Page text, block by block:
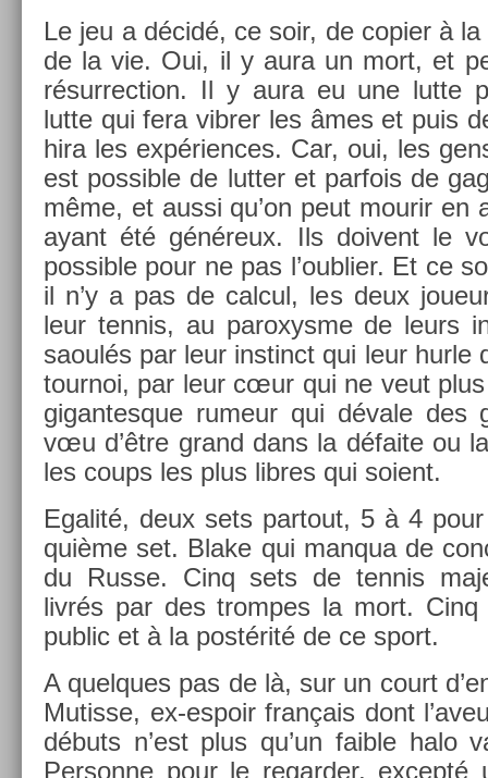
Le jeu a décidé, ce soir, de co­pi­er à la
de la vie. Oui, il y aura un mort, et
résur­rec­tion. Il y aura eu une lutte
lutte qui fera vibr­er les âmes et puis
hira les ex­péri­ences. Car, oui, les
est pos­sible de lutt­er et par­fois de
même, et aussi qu’on peut mourir en
ayant été généreux. Ils doivent le
pos­sible pour ne pas l’oub­li­er. Et ce
il n’y a pas de cal­cul, les deux
leur ten­nis, au paroxys­me de leurs
saoulés par leur in­stinct qui leur hurle
tour­noi, par leur cœur qui ne veut plus
gigan­tesque rumeur qui dévale des
vœu d’être grand dans la défaite ou
les coups les plus li­bres qui soient.
Egalité, deux sets par­tout, 5 à 4
quiè­me set. Blake qui man­qua de
du Russe. Cinq sets de ten­nis
livrés par des trom­pes la mort.
pub­lic et à la postérité de ce sport.
A quel­ques pas de là, sur un court
Mutis­se, ex-espoir français dont
débuts n’est plus qu’un faib­le halo
Per­son­ne pour le re­gard­er, ex­cepté